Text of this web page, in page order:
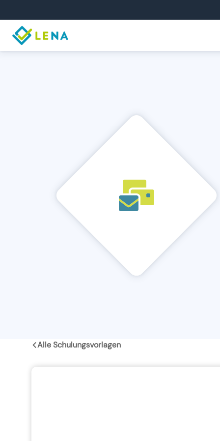
Alle Schulungsvorlagen